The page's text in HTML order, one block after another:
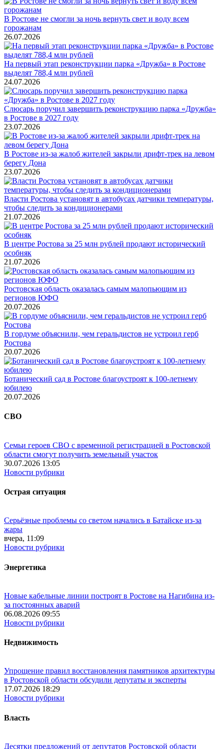
В Ростове не смогли за ночь вернуть свет и воду всем
горожанам
26.07.2026
На первый этап реконструкции парка «Дружба» в Ростове
выделят 788,4 млн рублей
24.07.2026
Слюсарь поручил завершить реконструкцию парка «Дружба»
в Ростове в 2027 году
23.07.2026
В Ростове из-за жалоб жителей закрыли дрифт-трек на левом
берегу Дона
23.07.2026
Власти Ростова установят в автобусах датчики температуры,
чтобы следить за кондиционерами
21.07.2026
В центре Ростова за 25 млн рублей продают исторический
особняк
21.07.2026
Ростовская область оказалась самым малопьющим из
регионов ЮФО
20.07.2026
В гордуме объяснили, чем геральдистов не устроил герб
Ростова
20.07.2026
Ботанический сад в Ростове благоустроят к 100-летнему
юбилею
20.07.2026
СВО
Семьи героев СВО с временной регистрацией в Ростовской
области смогут получить земельный участок
30.07.2026 13:05
Новости рубрики
Острая ситуация
Серьёзные проблемы со светом начались в Батайске из-за
жары
вчера, 11:09
Новости рубрики
Энергетика
Новые кабельные линии построят в Ростове на Нагибина из-
за постоянных аварий
06.08.2026 09:55
Новости рубрики
Недвижимость
Упрощение правил восстановления памятников архитектуры
в Ростовской области обсудили депутаты и эксперты
17.07.2026 18:29
Новости рубрики
Власть
Десятки предложений от депутатов Ростовской области